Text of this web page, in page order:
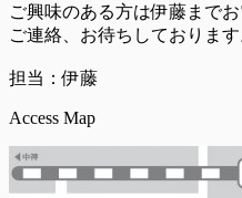
ご興味のある方は伊藤までお
ご連絡、お待ちしております
担当：伊藤
Access Map